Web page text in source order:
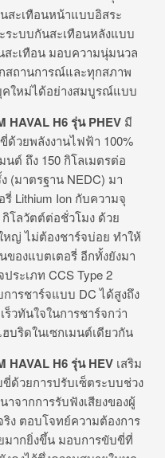
สะเทือนหน้าแบบอิสระ
ะบบกันสะเทือนหลังแบบ
ะเทือน มอบความนุ่มนวล
สถานการณ์และทุกสภาพ
ใหม่ได้อย่างสมบูรณ์แบบ
HAVAL H6รุ่นPHEV มี
ด้วยพลังงานไฟฟ้า 100%
นต์ ถึง 150 กิโลเมตรต่อ
(มาตรฐาน NEDC) มา
Lithium Ion กับความจุ
กิโลวัตต์ต่อชั่วโมง ด้วย
หญ่ ไม่ต้องชาร์จบ่อย ทำให้
ของแบตเตอรี่ อีกทั้งยังมา
ระเภท CCS Type 2
การชาร์จแบบ DC ได้สูงถึง
ร็วทันใจในการชาร์จกว่า
บริดในเซกเมนต์เดียวกัน
HAVAL H6รุ่นHEV เสริม
ด้วยการปรับเซ็ตระบบช่วง
จากการรับฟังเสียงของผู้
ง ตอบโจทย์ความต้องการ
มากยิ่งขึ้น มอบการขับขี่ที่